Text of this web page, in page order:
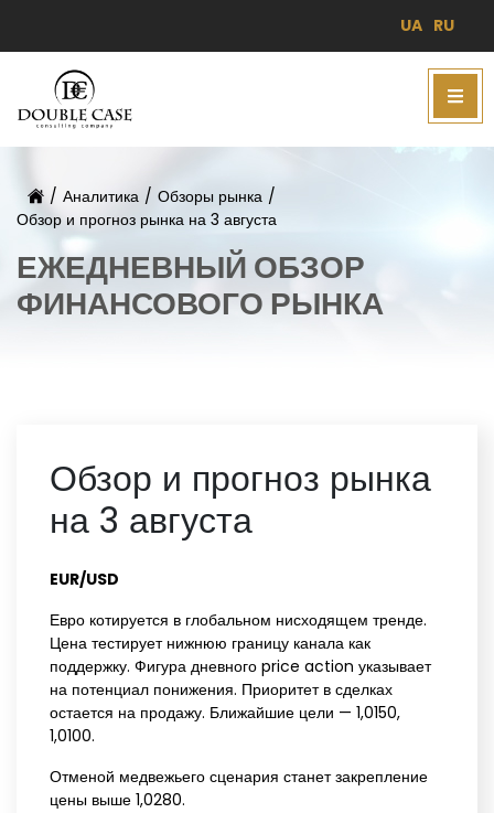
UA RU
/ Аналитика / Обзоры рынка /
Обзор и прогноз рынка на 3 августа
ЕЖЕДНЕВНЫЙ ОБЗОР
ФИНАНСОВОГО РЫНКА
Обзор и прогноз рынка
на 3 августа
EUR/USD‌
Евро котируется в глобальном нисходящем тренде.
Цена тестирует нижнюю границу канала как
поддержку. Фигура дневного price action указывает
на потенциал понижения. Приоритет в сделках
остается на продажу. Ближайшие цели — 1,0150,
1,0100.
Отменой медвежьего сценария станет закрепление
цены выше 1,0280.